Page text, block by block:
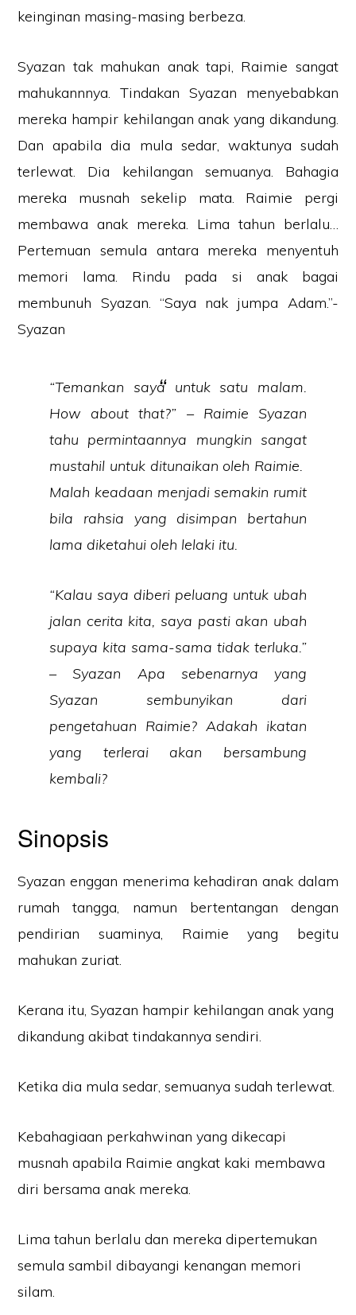
keinginan masing-masing berbeza.
Syazan tak mahukan anak tapi, Raimie sangat
mahukannnya. Tindakan Syazan menyebabkan
mereka hampir kehilangan anak yang dikandung.
Dan apabila dia mula sedar, waktunya sudah
terlewat. Dia kehilangan semuanya. Bahagia
mereka musnah sekelip mata. Raimie pergi
membawa anak mereka. Lima tahun berlalu…
Pertemuan semula antara mereka menyentuh
memori lama. Rindu pada si anak bagai
membunuh Syazan. “Saya nak jumpa Adam.”-
Syazan
“Temankan saya untuk satu malam.
How about that?” – Raimie Syazan
tahu permintaannya mungkin sangat
mustahil untuk ditunaikan oleh Raimie.
Malah keadaan menjadi semakin rumit
bila rahsia yang disimpan bertahun
lama diketahui oleh lelaki itu.
“Kalau saya diberi peluang untuk ubah
jalan cerita kita, saya pasti akan ubah
supaya kita sama-sama tidak terluka.”
– Syazan Apa sebenarnya yang
Syazan sembunyikan dari
pengetahuan Raimie? Adakah ikatan
yang terlerai akan bersambung
kembali?
Sinopsis
Syazan enggan menerima kehadiran anak dalam
rumah tangga, namun bertentangan dengan
pendirian suaminya, Raimie yang begitu
mahukan zuriat.
Kerana itu, Syazan hampir kehilangan anak yang
dikandung akibat tindakannya sendiri.
Ketika dia mula sedar, semuanya sudah terlewat.
Kebahagiaan perkahwinan yang dikecapi
musnah apabila Raimie angkat kaki membawa
diri bersama anak mereka.
Lima tahun berlalu dan mereka dipertemukan
semula sambil dibayangi kenangan memori
silam.